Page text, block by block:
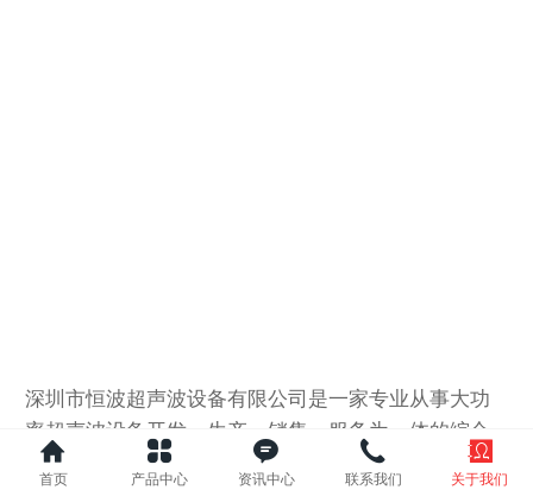
深圳市恒波超声波设备有限公司是一家专业从事大功
率超声波设备开发、生产、销售、服务为一体的综合
性企业， 公司全体同仁长期专注超声波塑料焊接技
首页 产品中心 资讯中心 联系我们 关于我们